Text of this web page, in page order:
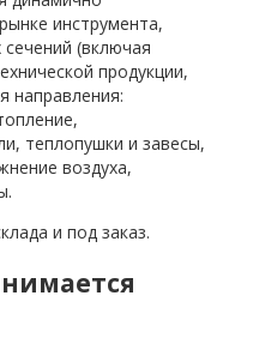
инструмента,
(включая
продукции,
направления:
теплопушки и завесы,
воздуха,
и под заказ.